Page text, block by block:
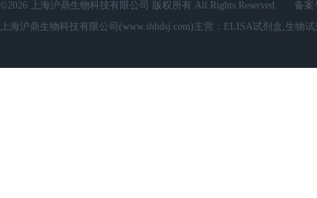
©2026 上海沪鼎生物科技有限公司 版权所有 All Rights Reserved.
备案
上海沪鼎生物科技有限公司(www.shhdsj.com)主营：ELISA试剂盒,生物